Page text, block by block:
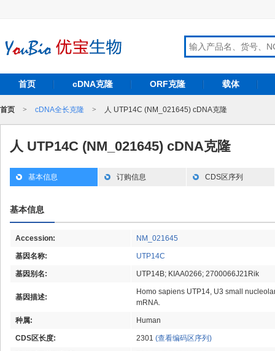
首页 cDNA克隆 ORF克隆 载体
首页 > cDNA全长克隆 > 人 UTP14C (NM_021645) cDNA克隆
人 UTP14C (NM_021645) cDNA克隆
基本信息 订购信息 CDS区序列
基本信息
Accession: NM_021645
基因名称: UTP14C
基因别名: UTP14B; KIAA0266; 2700066J21Rik
基因描述:
Homo sapiens UTP14, U3 small
mRNA.
种属: Human
CDS区长度: 2301 (查看编码区序列)